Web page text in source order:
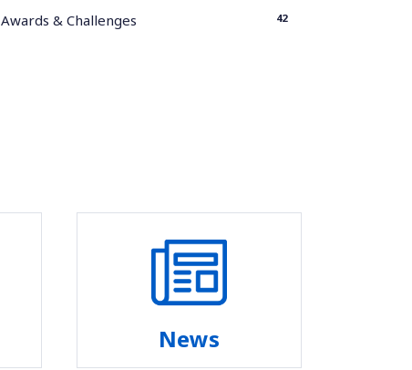
Awards & Challenges 42
News